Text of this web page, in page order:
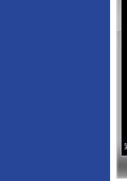
永葆“两个先